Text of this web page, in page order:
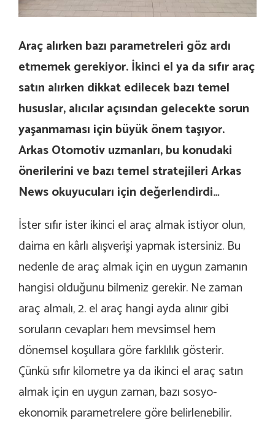
Araç alırken bazı parametreleri göz ardı
etmemek gerekiyor. İkinci el ya da sıfır araç
satın alırken dikkat edilecek bazı temel
hususlar, alıcılar açısından gelecekte sorun
yaşanmaması için büyük önem taşıyor.
Arkas Otomotiv uzmanları, bu konudaki
önerilerini ve bazı temel stratejileri Arkas
News okuyucuları için değerlendirdi…
İster sıfır ister ikinci el araç almak istiyor olun,
daima en kârlı alışverişi yapmak istersiniz. Bu
nedenle de araç almak için en uygun zamanın
hangisi olduğunu bilmeniz gerekir. Ne zaman
araç almalı, 2. el araç hangi ayda alınır gibi
soruların cevapları hem mevsimsel hem
dönemsel koşullara göre farklılık gösterir.
Çünkü sıfır kilometre ya da ikinci el araç satın
almak için en uygun zaman, bazı sosyo-
ekonomik parametrelere göre belirlenebilir.